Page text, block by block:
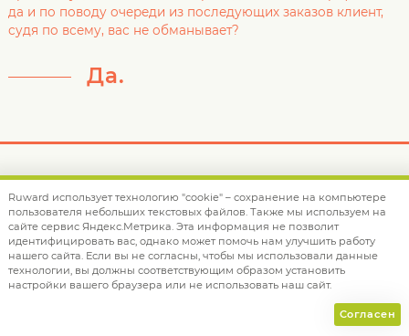
да и по поводу очереди из последующих заказов клиент,
судя по всему, вас не обманывает?
Да.
ОТЗЫВЫ
Мы работаем для того, чтобы наши клиенты получали
Ruward использует технологию "cookie" – сохранение на компьютере
пользователя небольших текстовых файлов. Также мы используем на
сайте сервис Яндекс.Метрика. Эта информация не позволит
идентифицировать вас, однако может помочь нам улучшить работу
нашего сайта. Если вы не согласны, чтобы мы использовали данные
технологии, вы должны соответствующим образом установить
настройки вашего браузера или не использовать наш сайт.
Согласен